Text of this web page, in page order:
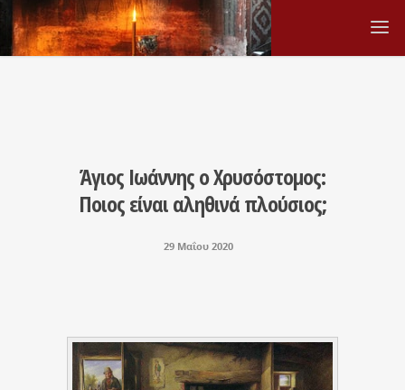
Άγιος Ιωάννης ο Χρυσόστομος:
Ποιος είναι αληθινά πλούσιος;
29 Μαΐου 2020